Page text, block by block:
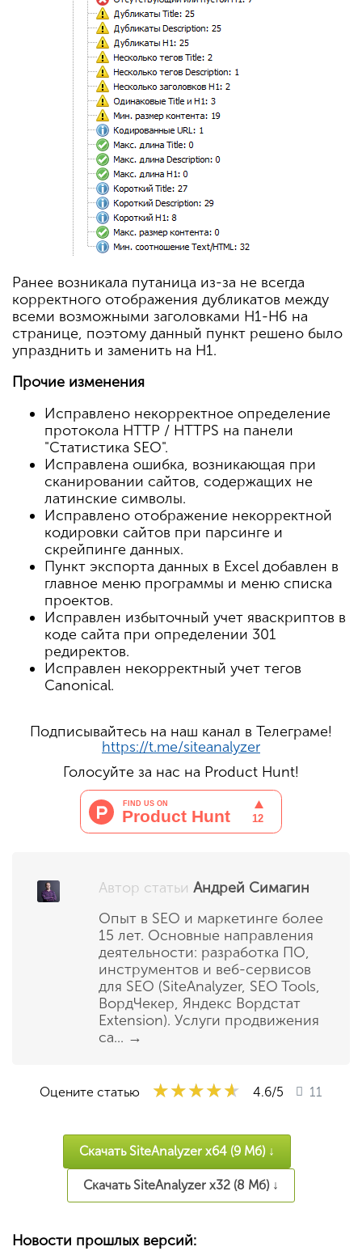
Ранее возникала путаница из-за не всегда
корректного отображения дубликатов между
всеми возможными заголовками H1-H6 на
странице, поэтому данный пункт решено было
упразднить и заменить на H1.
Прочие изменения
Исправлено некорректное определение
протокола HTTP / HTTPS на панели
"Статистика SEO".
Исправлена ошибка, возникающая при
сканировании сайтов, содержащих не
латинские символы.
Исправлено отображение некорректной
кодировки сайтов при парсинге и
скрейпинге данных.
Пункт экспорта данных в Excel добавлен в
главное меню программы и меню списка
проектов.
Исправлен избыточный учет яваскриптов в
коде сайта при определении 301
редиректов.
Исправлен некорректный учет тегов
Canonical.
Подписывайтесь на наш канал в Телеграме!
https://t.me/siteanalyzer
Голосуйте за нас на Product Hunt!
Автор статьи Андрей Симагин
Опыт в SEO и маркетинге более
15 лет. Основные направления
деятельности: разработка ПО,
инструментов и веб-сервисов
для SEO (SiteAnalyzer, SEO Tools,
ВордЧекер, Яндекс Вордстат
Extension). Услуги продвижения
са... →
Оцените статью ★★★★★
★★★★★
★★★★★ 4.6/5 11
Скачать SiteAnalyzer x64 (9 Мб) ↓
Скачать SiteAnalyzer x32 (8 Мб) ↓
Новости прошлых версий: